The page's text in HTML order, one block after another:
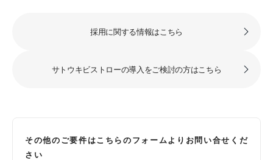
採用に関する情報はこちら
サトウキビストローの導入をご検討の方はこちら
その他のご要件はこちらのフォームよりお問い合せくだ
さい